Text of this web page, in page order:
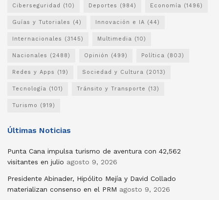
Ciberseguridad (10) Deportes (984) Economía (1496)
Guías y Tutoriales (4) Innovación e IA (44)
Internacionales (3145) Multimedia (10)
Nacionales (2488) Opinión (499) Política (803)
Redes y Apps (19) Sociedad y Cultura (2013)
Tecnología (101) Tránsito y Transporte (13)
Turismo (919)
Últimas Noticias
Punta Cana impulsa turismo de aventura con 42,562
visitantes en julio agosto 9, 2026
Presidente Abinader, Hipólito Mejía y David Collado
materializan consenso en el PRM agosto 9, 2026